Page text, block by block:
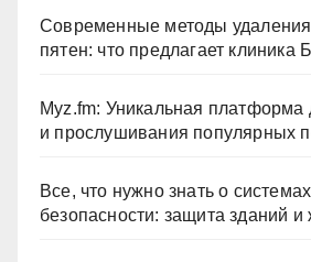
Современные методы
пятен: что предлагает клиника
Myz.fm: Уникальная платформа
и прослушивания популярных
Все, что нужно знать о
безопасности: защита зданий и